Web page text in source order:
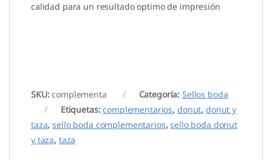
calidad para un resultado optimo de impresión
SKU:complementa Categoría: Sellos boda
Etiquetas:complementarios, donut, donut y
taza,sello boda complementarios,sello boda donut
y taza, taza